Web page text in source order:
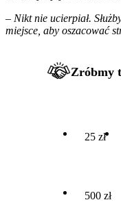
– Nikt nie ucierpiał.
miejsce, aby oszacować
Zróbmy
25 zł
500 zł